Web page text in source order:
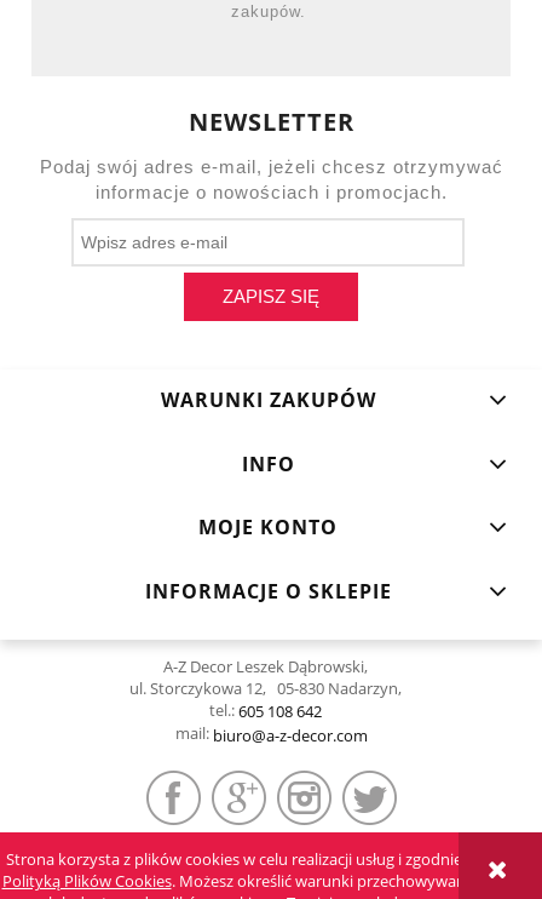
Strona korzysta z plików cookies w celu realizacji usług i zgodnie z
Polityką Plików Cookies. Możesz określić warunki przechowywania
zakupów.
NEWSLETTER
Podaj swój adres e-mail, jeżeli chcesz otrzymywać
informacje o nowościach i promocjach.
ZAPISZ SIĘ
WARUNKI ZAKUPÓW
INFO
MOJE KONTO
INFORMACJE O SKLEPIE
A-Z Decor Leszek Dąbrowski,
ul. Storczykowa 12, 05-830 Nadarzyn,
tel.:605 108 642
mail: biuro@a-z-decor.com
POKAŻ PEŁNĄ WERSJĘ STRONY